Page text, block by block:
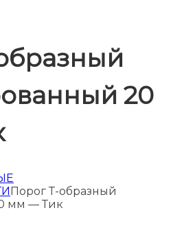
20
Порог Т-образный
мм — Тик